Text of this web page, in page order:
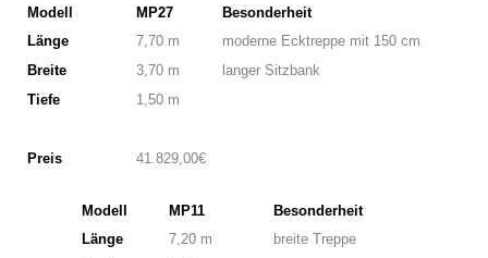
Modell MP27
Besonderheit
Länge
7,70 m
moderne Ecktreppe mit 150 cm
Breite
3,70 m langer Sitzbank
Tiefe
1,50 m
Preis 41.829,00€
Modell MP11
Besonderheit
Länge
7,20 m
breite Treppe